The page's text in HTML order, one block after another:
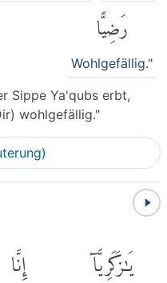
رَضِيًّا
Wohlgefällig."
Sippe Ya'qubs erbt,
wohlgefällig."
يَٰزَكَرِيَّآ إِنَّا